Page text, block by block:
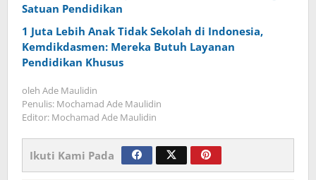
Satuan Pendidikan
1 Juta Lebih Anak Tidak Sekolah di Indonesia,
Kemdikdasmen: Mereka Butuh Layanan
Pendidikan Khusus
oleh Ade Maulidin
Penulis: Mochamad Ade Maulidin
Editor: Mochamad Ade Maulidin
Ikuti Kami Pada